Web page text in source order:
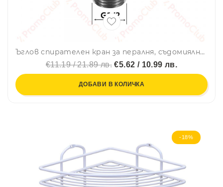
Ъглов спирателен кран за пералня, съдомиялна, биде и др
€11.19 / 21.89 лв. €5.62 / 10.99 лв.
ДОБАВИ В КОЛИЧКА
-18%